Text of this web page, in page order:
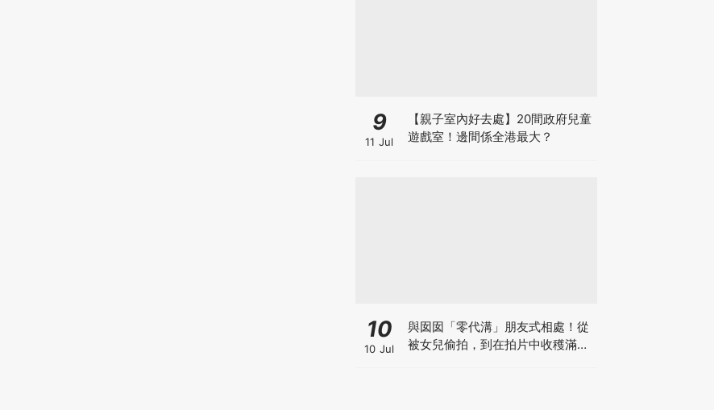
9
11 Jul
【親子室內好去處】20間政府兒童
遊戲室！邊間係全港最大？
10
10 Jul
與囡囡「零代溝」朋友式相處！從
被女兒偷拍，到在拍片中收穫滿足